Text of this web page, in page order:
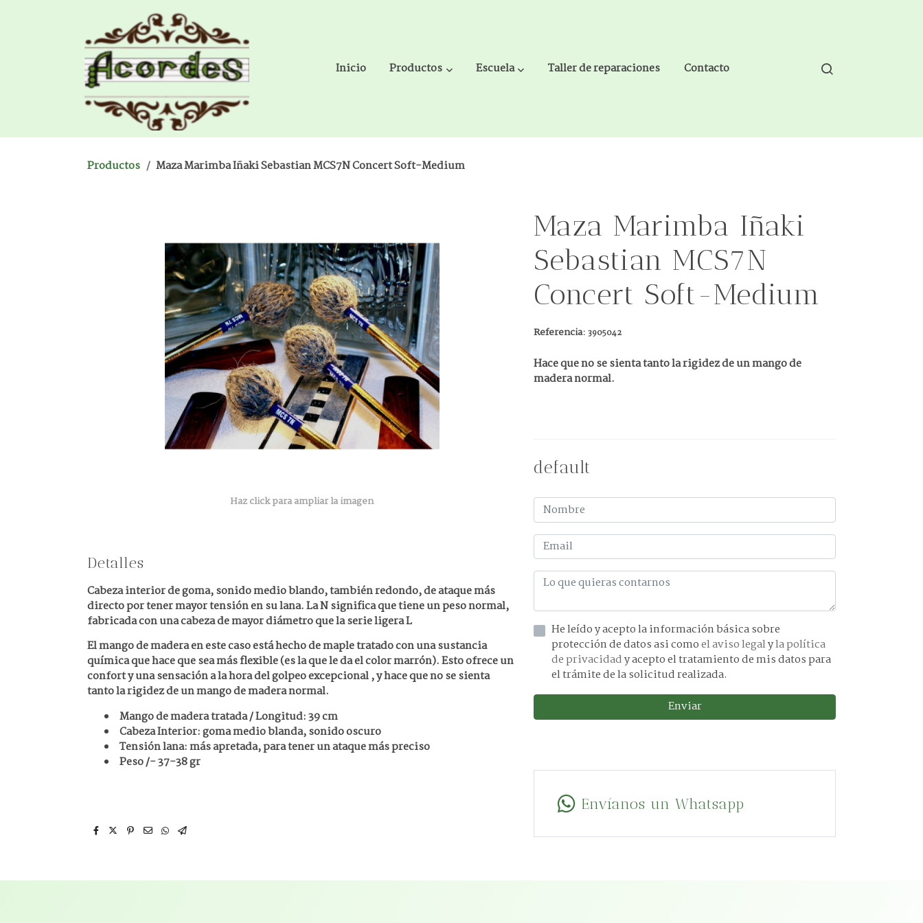
Inicio Productos Escuela Taller de reparaciones Contacto
Productos Maza Marimba Iñaki Sebastian MCS7N Concert Soft-Medium
Haz click para ampliar la imagen
Detalles
Cabeza interior de goma, sonido medio blando, también redondo, de ataque más
directo por tener mayor tensión en su lana. La N significa que tiene un peso normal,
fabricada con una cabeza de mayor diámetro que la serie ligera L
El mango de madera en este caso está hecho de maple tratado con una sustancia
química que hace que sea más flexible (es la que le da el color marrón). Esto ofrece un
confort y una sensación a la hora del golpeo excepcional , y hace que no se sienta
tanto la rigidez de un mango de madera normal.
Mango de madera tratada / Longitud: 39 cm
Cabeza Interior: goma medio blanda, sonido oscuro
Tensión lana: más apretada, para tener un ataque más preciso
Peso /- 37-38 gr
Maza Marimba Iñaki
Sebastian MCS7N
Concert Soft-Medium
Referencia:3905042
Hace que no se sienta tanto la rigidez de un mango de
madera normal.
default
He leído y acepto la información básica sobre
protección de datos asi comoel aviso legalyla política
de privacidady acepto el tratamiento de mis datos para
el trámite de la solicitud realizada.
Enviar
Envíanos un Whatsapp